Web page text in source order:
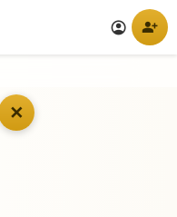
account_circle person_add
✕